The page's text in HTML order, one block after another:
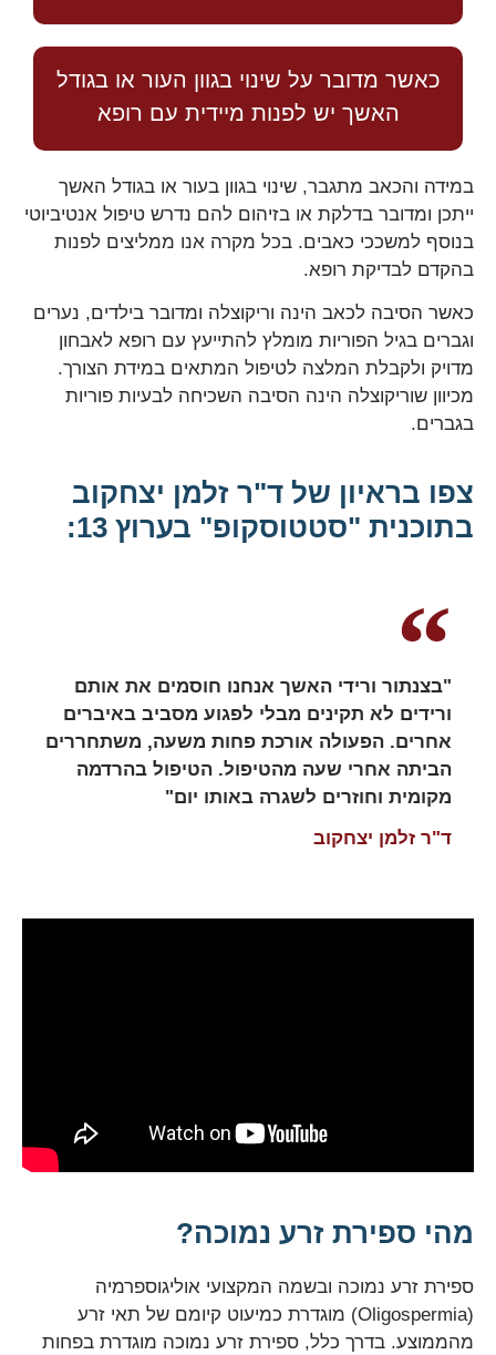
כאשר מדובר על שינוי בגוון העור או בגודל
האשך יש לפנות מיידית עם רופא
במידה והכאב מתגבר, שינוי בגוון בעור או בגודל האשך
ייתכן ומדובר בדלקת או בזיהום להם נדרש טיפול אנטיביוטי
בנוסף למשככי כאבים. בכל מקרה אנו ממליצים לפנות
בהקדם לבדיקת רופא.
כאשר הסיבה לכאב הינה וריקוצלה ומדובר בילדים, נערים
וגברים בגיל הפוריות מומלץ להתייעץ עם רופא לאבחון
מדויק ולקבלת המלצה לטיפול המתאים במידת הצורך.
מכיוון שוריקוצלה הינה הסיבה השכיחה לבעיות פוריות
בגברים.
צפו בראיון של ד"ר זלמן יצחקוב
בתוכנית "סטטוסקופ" בערוץ 13:
"בצנתור ורידי האשך אנחנו חוסמים את אותם
ורידים לא תקינים מבלי לפגוע מסביב באיברים
אחרים. הפעולה אורכת פחות משעה, משתחררים
הביתה אחרי שעה מהטיפול. הטיפול בהרדמה
מקומית וחוזרים לשגרה באותו יום"
ד"ר זלמן יצחקוב
מהי ספירת זרע נמוכה?
ספירת זרע נמוכה ובשמה המקצועי אוליגוספרמיה
(Oligospermia) מוגדרת כמיעוט קיומם של תאי זרע
מהממוצע. בדרך כלל, ספירת זרע נמוכה מוגדרת בפחות